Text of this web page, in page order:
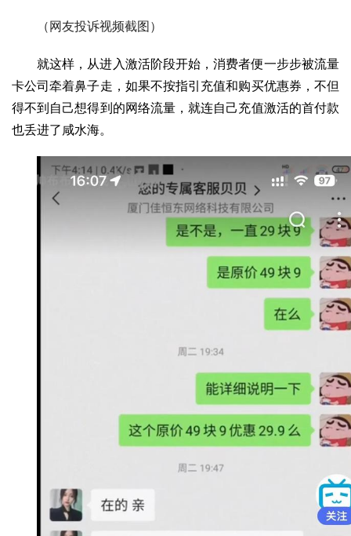
（网友投诉视频截图）
就这样，从进入激活阶段开始，消费者便一步步被流量
卡公司牵着鼻子走，如果不按指引充值和购买优惠券，不但
得不到自己想得到的网络流量，就连自己充值激活的首付款
也丢进了咸水海。